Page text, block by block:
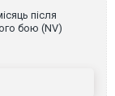
після
бою (NV)